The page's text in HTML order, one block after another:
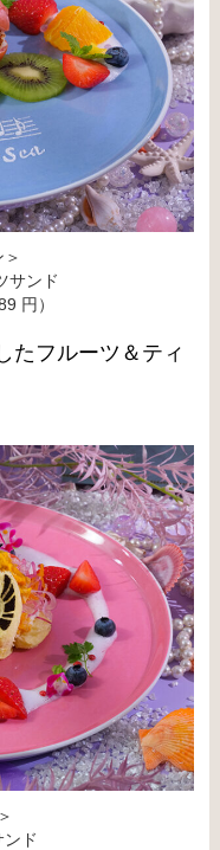
サンド
円）
たフルーツ＆ティ
ド